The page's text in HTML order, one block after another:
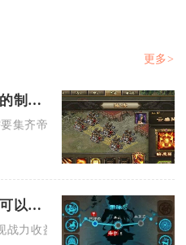
更多>
想学习攻城掠地十珍的制作过程
集齐帝王权杖全套九组部件碎片
掌门培养有什么技巧可以分享给大掌门2玩家
战力收益最大化，核心思路是集